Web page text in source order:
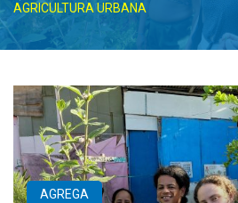
AGRICULTURA URBANA
AGREGA